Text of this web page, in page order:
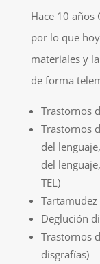
Hace 10 años
por lo que
materiales y
de forma
Trastornos
Trastornos
del
del
TEL)
Tartamudez
Deglución
Trastornos
disgrafías)